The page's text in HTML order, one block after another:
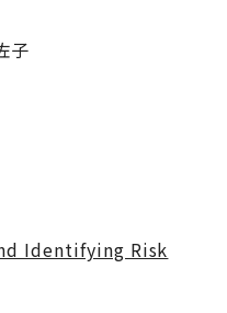
子
Identifying Risk